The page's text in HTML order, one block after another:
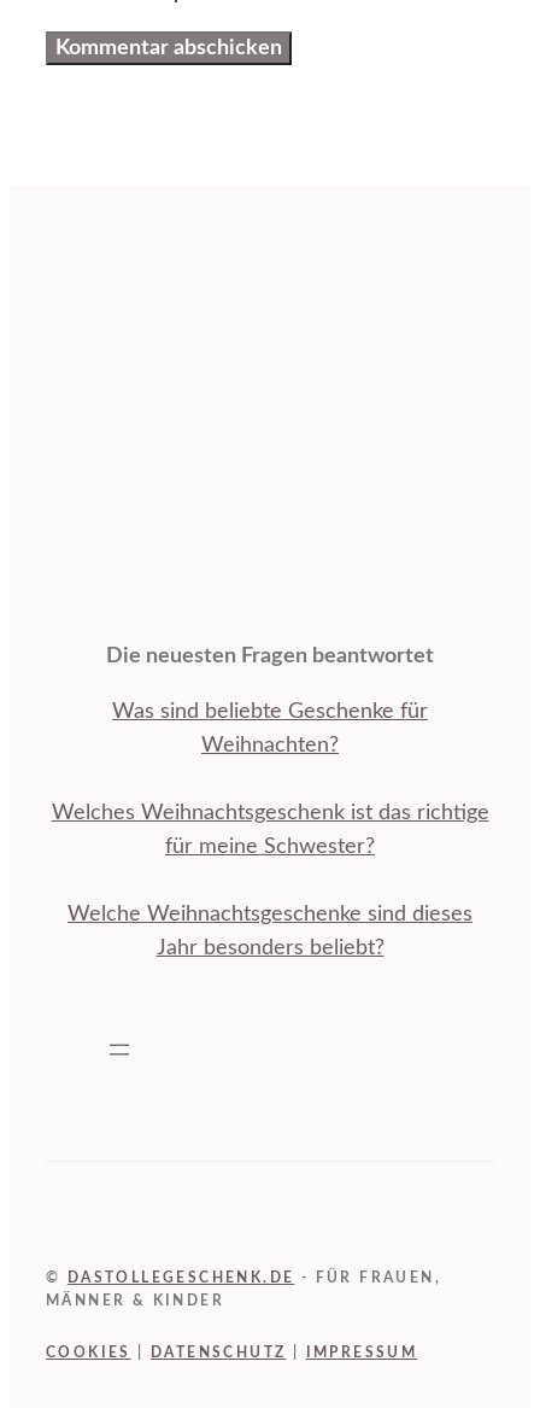
Die neuesten Fragen beantwortet
Was sind beliebte Geschenke für
Weihnachten?
Welches Weihnachtsgeschenk ist das richtige
für meine Schwester?
Welche Weihnachtsgeschenke sind dieses
Jahr besonders beliebt?
© DASTOLLEGESCHENK.DE
- FÜR FRAUEN,
MÄNNER & KINDER
COOKIES DATENSCHUTZ IMPRESSUM